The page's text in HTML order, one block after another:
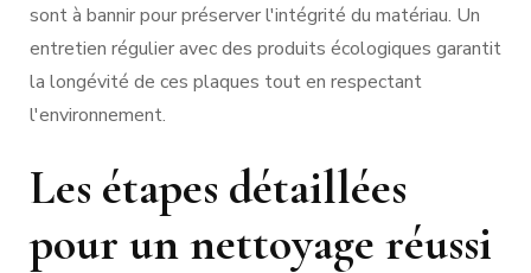
sont à bannir pour préserver l'intégrité du matériau. Un
entretien régulier avec des produits écologiques garantit
la longévité de ces plaques tout en respectant
l'environnement.
Les étapes détaillées
pour un nettoyage réussi